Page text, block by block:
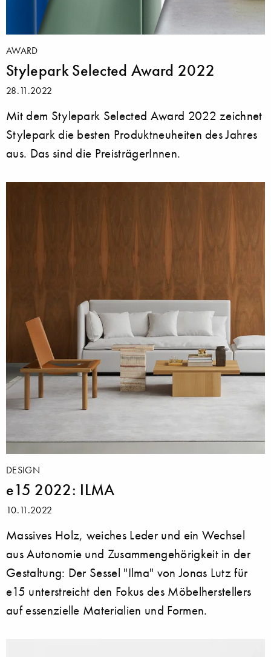
AWARD
Stylepark Selected Award 2022
28.11.2022
Mit dem Stylepark Selected Award 2022 zeichnet
Stylepark die besten Produktneuheiten des Jahres
aus. Das sind die PreisträgerInnen.
DESIGN
e15 2022: ILMA
10.11.2022
Massives Holz, weiches Leder und ein Wechsel
aus Autonomie und Zusammengehörigkeit in der
Gestaltung: Der Sessel "Ilma" von Jonas Lutz für
e15 unterstreicht den Fokus des Möbelherstellers
auf essenzielle Materialien und Formen.